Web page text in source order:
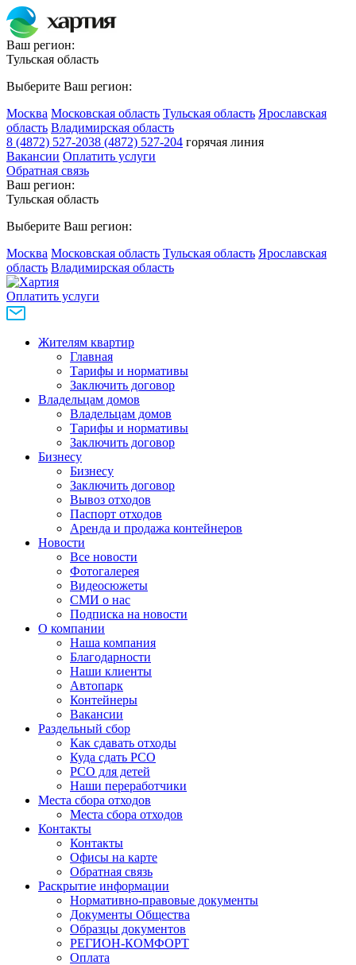
Ваш регион:
Тульская область
Выберите Ваш регион:
Москва Московская область Тульская область Ярославская
область Владимирская область
8 (4872) 527-2038 (4872) 527-204 горячая линия
Вакансии Оплатить услуги
Обратная связь
Ваш регион:
Тульская область
Выберите Ваш регион:
Москва Московская область Тульская область Ярославская
область Владимирская область
Оплатить услуги
Жителям квартир
Главная
Тарифы и нормативы
Заключить договор
Владельцам домов
Владельцам домов
Тарифы и нормативы
Заключить договор
Бизнесу
Бизнесу
Заключить договор
Вывоз отходов
Паспорт отходов
Аренда и продажа контейнеров
Новости
Все новости
Фотогалерея
Видеосюжеты
СМИ о нас
Подписка на новости
О компании
Наша компания
Благодарности
Наши клиенты
Автопарк
Контейнеры
Вакансии
Раздельный сбор
Как сдавать отходы
Куда сдать РСО
РСО для детей
Наши переработчики
Места сбора отходов
Места сбора отходов
Контакты
Контакты
Офисы на карте
Обратная связь
Раскрытие информации
Нормативно-правовые документы
Документы Общества
Образцы документов
РЕГИОН-КОМФОРТ
Оплата